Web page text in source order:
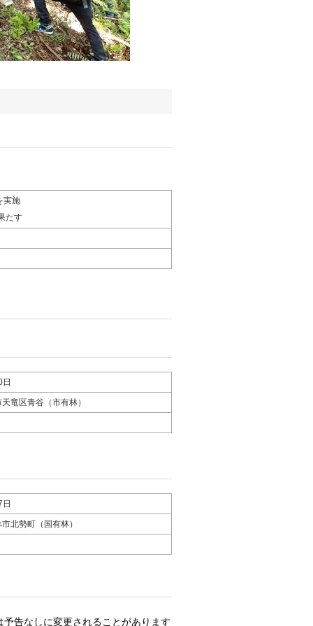
実施
たす
竜区青谷（市有林）
北勢町（国有林）
告なしに変更されることがあります